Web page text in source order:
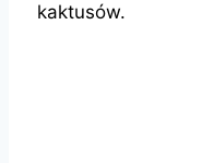
kaktusów.